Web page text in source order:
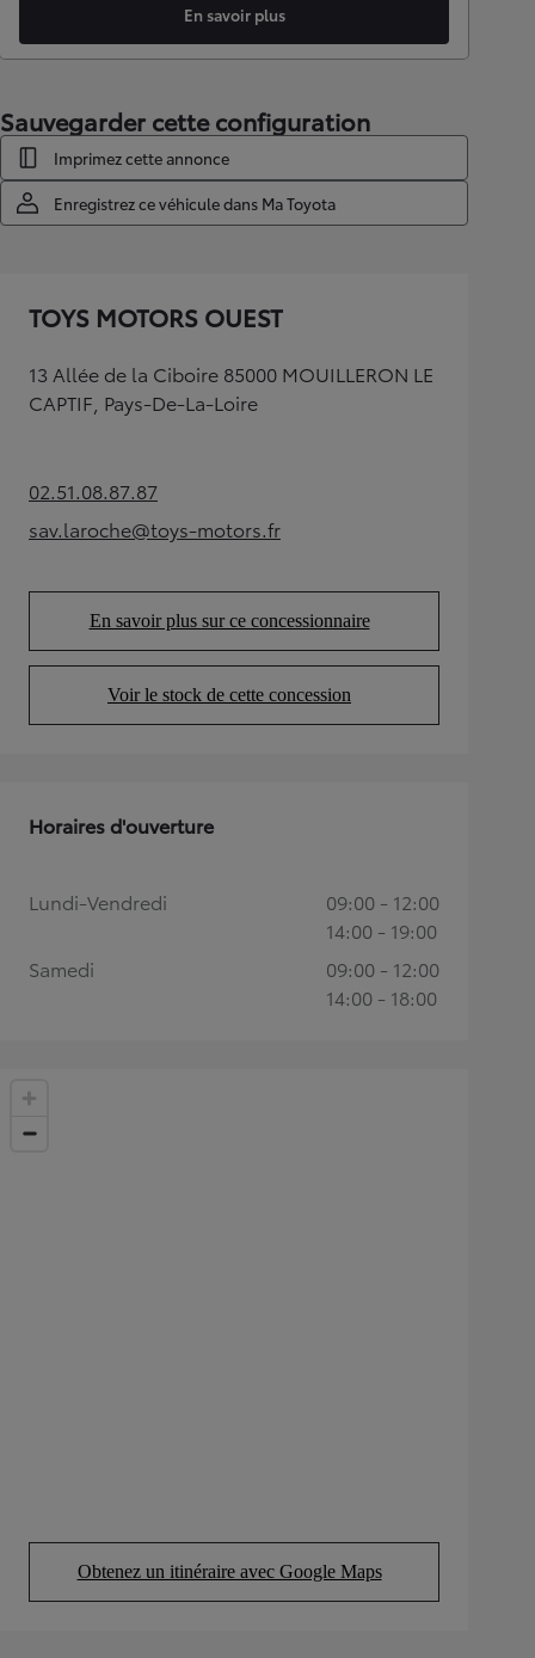
En savoir plus
Sauvegarder cette configuration
Imprimez cette annonce
Enregistrez ce véhicule dans Ma Toyota
TOYS MOTORS OUEST
13 Allée de la Ciboire 85000 MOUILLERON LE
CAPTIF, Pays-De-La-Loire
02.51.08.87.87(Opens in new tab)
sav.laroche@toys-motors.fr
(Opens in new tab)
En savoir plus sur ce concessionnaire
(Opens in new tab)
Voir le stock de cette concession
(Opens in new tab)
Obtenez un itinéraire avec Google Maps
(Opens in new tab)
Horaires d'ouverture
Lundi-Vendredi
09:00 - 12:00
14:00 - 19:00
Samedi
09:00 - 12:00
14:00 - 18:00